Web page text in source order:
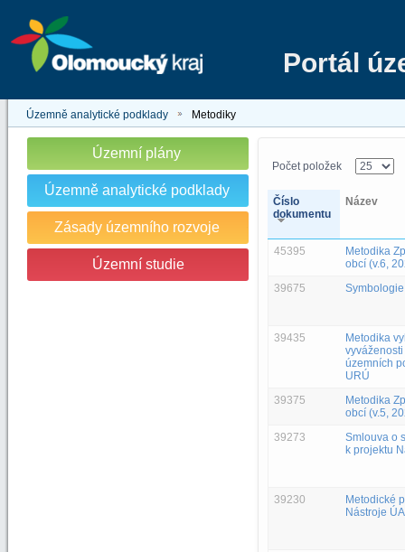
Portál
Územně analytické podklady Metodiky
Územní plány
Územně analytické podklady
Zásady územního rozvoje
Územní studie
Počet položek
Číslo
dokumentu
Název
45395
Metodika
obcí (v.6,
39675
39435
Metodika
územních
URÚ
39375
Metodika
obcí (v.5,
39273
Smlouva o
k projektu
39230
Metodické
Nástroje